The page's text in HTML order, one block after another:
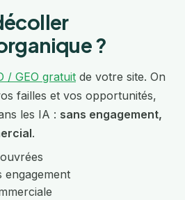
?
/ GEO gratuit de votre site. On
failles et vos opportunités,
les IA : sans engagement,
.
engagement